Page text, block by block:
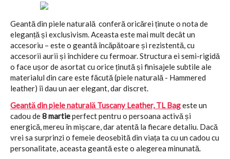
Geantă din piele naturală conferă oricărei ținute o nota de
eleganță și exclusivism. Aceasta este mai mult decât un
accesoriu – este o geantă încăpătoare și rezistentă, cu
accesorii aurii și închidere cu fermoar. Structura ei semi-rigidă
o face ușor de asortat cu orice ținută și finisajele subtile ale
materialul din care este făcută (piele naturală - Hammered
leather) îi dau un aer elegant, dar discret.
Geantă din piele naturală Tuscany Leather, TL Bageste un
cadou de8 martieperfect pentru o persoana activă și
energică, mereu în mișcare, dar atentă la fiecare detaliu. Dacă
vrei sa surprinzi o femeie deosebită din viața ta cu un cadou cu
personalitate, aceasta geantă este o alegerea minunată.